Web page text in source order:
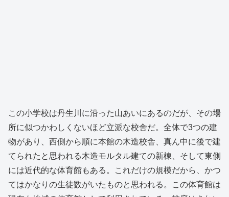
この小学校は丹生川に沿った山あいにあるのだが、その場
所に似つかわしくないほど立派な校舎だ。全体で3つの建
物があり、西側から順に本館の木造校舎、真ん中に後で建
てられたと思われる木造モルタル建ての新棟、そして東側
には近代的な体育館もある。これだけの規模だから、かつ
てはかなりの生徒数がいたものと思われる。この体育館は